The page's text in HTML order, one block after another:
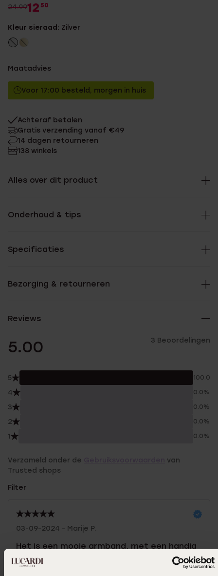
24.9912 50
Kleur sieraad: Zilver
Maatadvies
Voor 17:00 besteld, morgen in huis
Achteraf betalen
Gratis verzending vanaf €49
14 dagen retourneren
138 winkels
Alles over dit product
Onderhoud & tips
Specificaties
Bezorging & retourneren
Reviews
5.00 3 Beoordelingen
5 100.0%
4 0.0%
3 0.0%
2 0.0%
1 0.0%
Verzameld onder de
van
Trusted shops
Filter
03-09-2024 - Marije P.
Het is een mooie armband, met een handig
verstelbare sluiting.